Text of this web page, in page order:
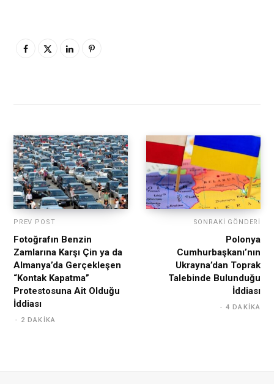
PREV POST
Fotoğrafın Benzin
Zamlarına Karşı Çin ya da
Almanya’da Gerçekleşen
“Kontak Kapatma”
Protestosuna Ait Olduğu
İddiası
2 DAKIKA
SONRAKI GÖNDERI
Polonya
Cumhurbaşkanı’nın
Ukrayna’dan Toprak
Talebinde Bulunduğu
İddiası
4 DAKIKA